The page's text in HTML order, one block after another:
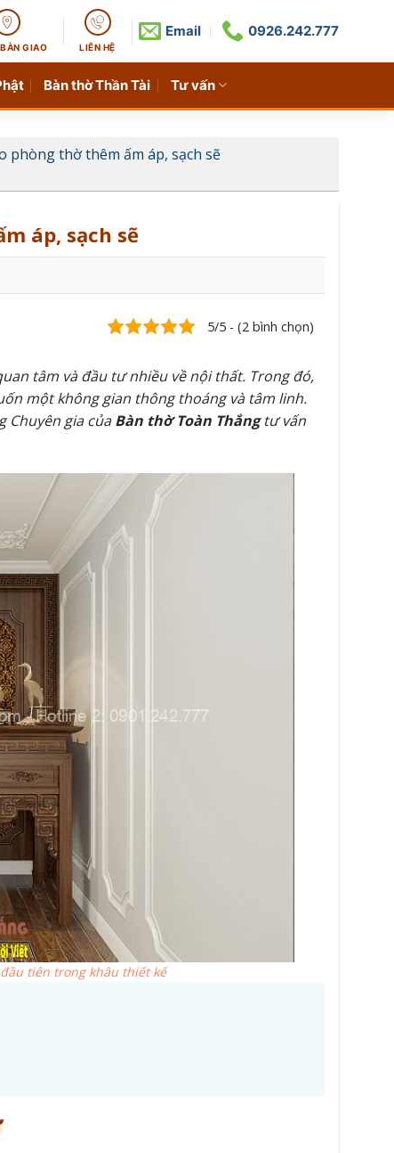
GIAO LIÊN HỆ
Email 0926.242.777
Bàn thờ Thần Tài Tư vấn
phòng thờ thêm ấm áp, sạch sẽ
áp, sạch sẽ
5/5 - (2 bình chọn)
tâm và đầu tư nhiều về nội thất. Trong đó,
một không gian thông thoáng và tâm linh.
Chuyên gia củaBàn thờ Toàn Thắngtư vấn
tiên trong khâu thiết kế